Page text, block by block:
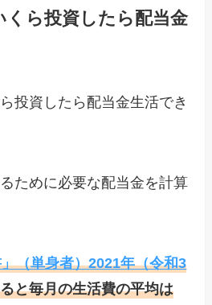
ら投資したら配当金
投資したら配当金生活でき
ために必要な配当金を計算
（単身者）2021年（令和3
と毎月の生活費の平均は